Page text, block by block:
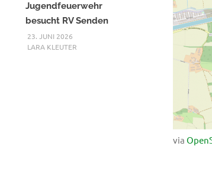
Jugendfeuerwehr
besucht RV Senden
23. JUNI 2026
LARA KLEUTER
via